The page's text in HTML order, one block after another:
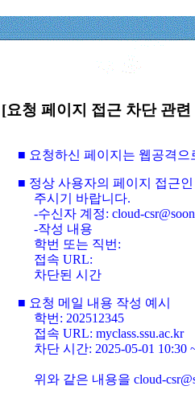
[요청 페이지 접근 차단 관
■ 요청하신 페이지는 웹공격
■ 정상 사용자의 페이지 접근
주시기 바랍니다.
-수신자 계정: cloud-
-작성 내용
학번 또는 직번:
접속 URL:
차단된 시간
■ 요청 메일 내용 작성 예시
학번: 202512345
접속 URL: myclass.ssu.ac.kr
차단 시간: 2025-05-01 10:30
위와 같은 내용을 cloud-